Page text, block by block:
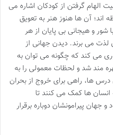
الهام گرفتن از کودکان اشاره می
اند؛ آن ها هنوز هنر به تعویق
شور و هیجانی بی پایان از هر
لذت می برند. دیدن جهانی از
می کند که چگونه می توان به
مند شد و لحظات معمولی را به
درس ها، راهی برای خروج از بحران
ها کمک می کنند تا
جهان پیرامونشان دوباره برقرار